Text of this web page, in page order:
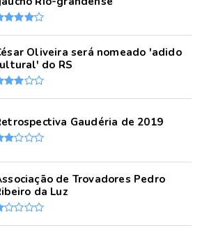
Oliveira será nomeado 'adido
do RS
Gaudéria de 2019
de Trovadores Pedro
da Luz